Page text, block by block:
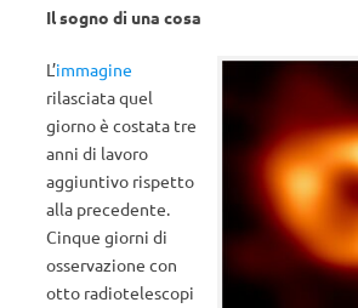
Il sogno di una cosa
L’immagine
rilasciata quel
giorno è costata tre
anni di lavoro
aggiuntivo rispetto
alla precedente.
Cinque giorni di
osservazione con
otto radiotelescopi